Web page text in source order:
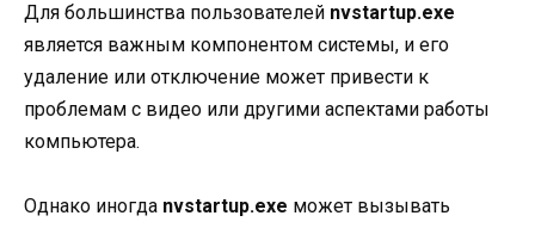
Для большинства пользователей nvstartup.exe
является важным компонентом системы, и его
удаление или отключение может привести к
проблемам с видео или другими аспектами работы
компьютера.
Однако иногда nvstartup.exe может вызывать